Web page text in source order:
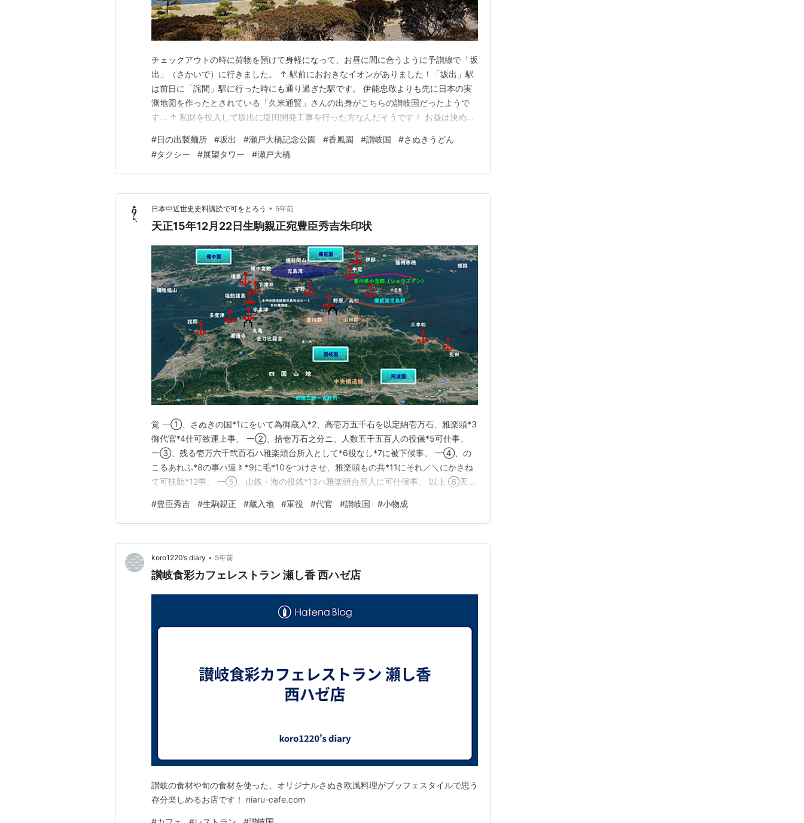
チェックアウトの時に荷物を預けて身軽になって、お昼に間に合うように予讃線で「坂
出」（さかいで）に行きました。 ↑ 駅前におおきなイオンがありました！「坂出」駅
は前日に「詫間」駅に行った時にも通り過ぎた駅です。 伊能忠敬よりも先に日本の実
測地図を作ったとされている「久米通賢」さんの出身がこちらの讃岐国だったようで
す… ↑ 私財を投入して坂出に塩田開発工事を行った方なんだそうです！ お昼は決めて
を見たからです…。 到着した時間は11時40分位でしたが、既に長蛇の列でした。 ↑ こ
の列ですぐにわかります！ オープンが11時…
#日の出製麺所 #坂出 #瀬戸大橋記念公園 #香風園 #讃岐国 #さぬきうどん
#タクシー #展望タワー #瀬戸大橋
日本中近世史史料講読で可をとろう • 5年前
天正15年12月22日生駒親正宛豊臣秀吉朱印状
覚 一①、さぬきの国*1にをいて為御蔵入*2、高壱万五千石を以定納壱万石、雅楽頭*3
御代官*4仕可致運上事、 一②、拾壱万石之分ニ、人数五千五百人の役儀*5可仕事、
一③、残る壱万六千弐百石ハ雅楽頭台所入として*6役なし*7に被下候事、 一④、の
こるあれふ*8の事ハ連〻*9に毛*10をつけさせ、雅楽頭もの共*11にそれ／＼にかさね
て可扶助*12事、 一⑤、山銭・海の役銭*13ハ雅楽頭台所入に可仕候事、 以上 ⑥天正
①、讃岐国において御蔵入として、高1万5千石をもって定納1万石、雅楽頭御代官仕り
運上致すべきこ…
#豊臣秀吉 #生駒親正 #蔵入地 #軍役 #代官 #讃岐国 #小物成
koro1220’s diary • 5年前
讃岐食彩カフェレストラン 瀬し香 西ハゼ店
讃岐の食材や旬の食材を使った、オリジナルさぬき欧風料理がブッフェスタイルで思う
存分楽しめるお店です！ niaru-cafe.com